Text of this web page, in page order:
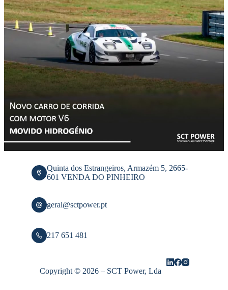
Quinta dos Estrangeiros, Armazém 5, 2665-
601 VENDA DO PINHEIRO
geral@sctpower.pt
217 651 481
Copyright © 2026 – SCT Power, Lda